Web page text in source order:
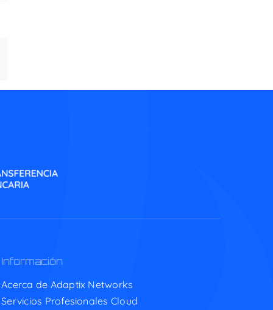
Información
Acerca de Adaptix Networks
Servicios Profesionales Cloud